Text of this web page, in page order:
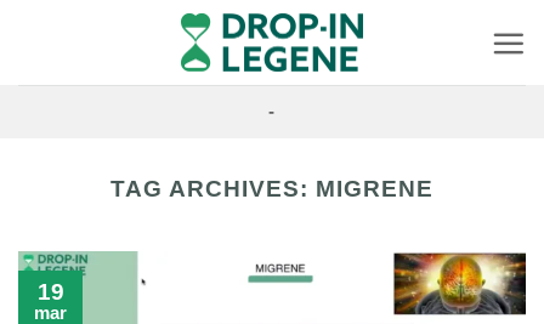
content
-
TAG ARCHIVES: MIGRENE
19
mar